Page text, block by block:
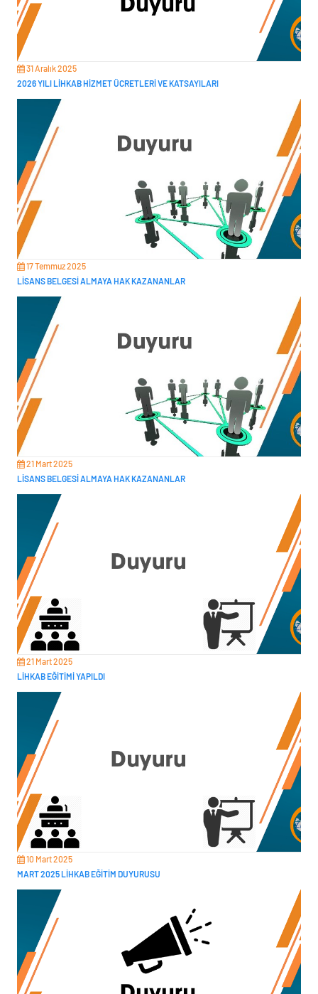
31 Aralık 2025
2026 YILI LİHKAB HİZMET ÜCRETLERİ VE KATSAYILARI
17 Temmuz 2025
LİSANS BELGESİ ALMAYA HAK KAZANANLAR
21 Mart 2025
LİSANS BELGESİ ALMAYA HAK KAZANANLAR
21 Mart 2025
LİHKAB EĞİTİMİ YAPILDI
10 Mart 2025
MART 2025 LİHKAB EĞİTİM DUYURUSU